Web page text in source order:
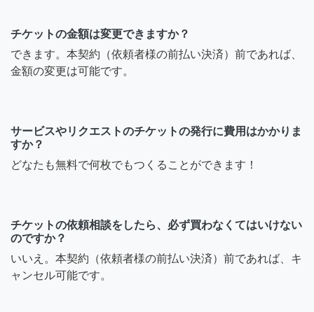
チケットの金額は変更できますか？
できます。本契約（依頼者様の前払い決済）前であれば、
金額の変更は可能です。
サービスやリクエストのチケットの発行に費用はかかりま
すか？
どなたも無料で何枚でもつくることができます！
チケットの依頼相談をしたら、必ず買わなくてはいけない
のですか？
いいえ。本契約（依頼者様の前払い決済）前であれば、キ
ャンセル可能です。